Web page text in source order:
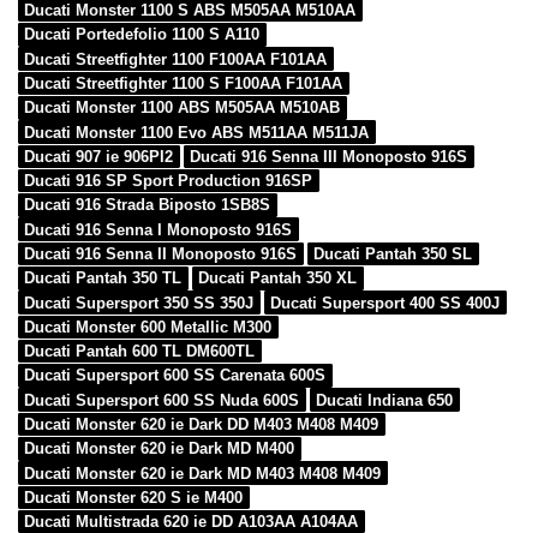
Ducati Monster 1100 S ABS M505AA M510AA
Ducati Portedefolio 1100 S A110
Ducati Streetfighter 1100 F100AA F101AA
Ducati Streetfighter 1100 S F100AA F101AA
Ducati Monster 1100 ABS M505AA M510AB
Ducati Monster 1100 Evo ABS M511AA M511JA
Ducati 907 ie 906PI2
Ducati 916 Senna III Monoposto 916S
Ducati 916 SP Sport Production 916SP
Ducati 916 Strada Biposto 1SB8S
Ducati 916 Senna I Monoposto 916S
Ducati 916 Senna II Monoposto 916S
Ducati Pantah 350 SL
Ducati Pantah 350 TL
Ducati Pantah 350 XL
Ducati Supersport 350 SS 350J
Ducati Supersport 400 SS 400J
Ducati Monster 600 Metallic M300
Ducati Pantah 600 TL DM600TL
Ducati Supersport 600 SS Carenata 600S
Ducati Supersport 600 SS Nuda 600S
Ducati Indiana 650
Ducati Monster 620 ie Dark DD M403 M408 M409
Ducati Monster 620 ie Dark MD M400
Ducati Monster 620 ie Dark MD M403 M408 M409
Ducati Monster 620 S ie M400
Ducati Multistrada 620 ie DD A103AA A104AA